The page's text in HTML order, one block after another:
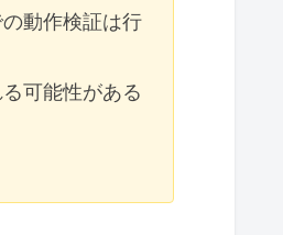
動作検証は行
可能性がある